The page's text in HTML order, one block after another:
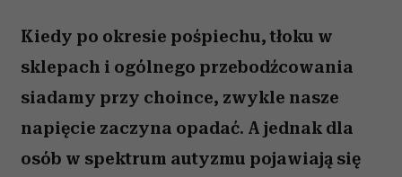
Kiedy po okresie pośpiechu, tłoku w
sklepach i ogólnego przebodźcowania
siadamy przy choince, zwykle nasze
napięcie zaczyna opadać. A jednak dla
osób w spektrum autyzmu pojawiają się